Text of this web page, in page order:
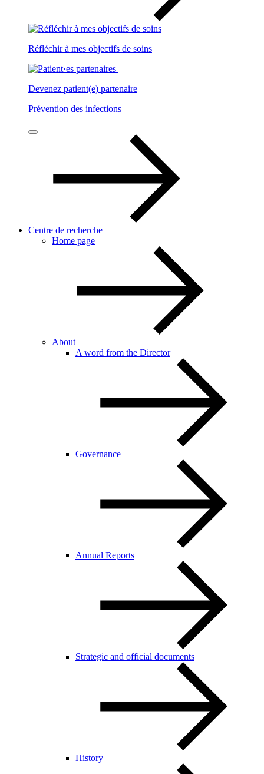
Réfléchir à mes objectifs de soins
Devenez patient(e) partenaire
Prévention des infections
Centre de recherche
Home page
About
A word from the Director
Governance
Annual Reports
Strategic and official documents
History